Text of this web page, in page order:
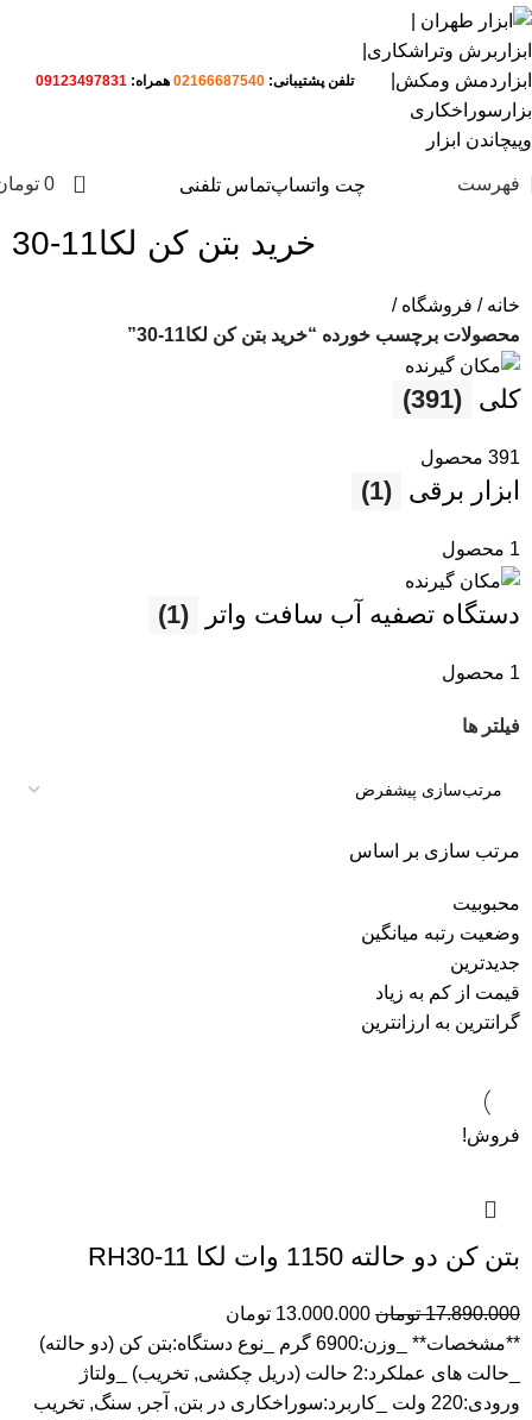
تلفن پشتیبانی: 02166687540 همراه: 09123497831
فهرست چت واتساپتماس تلفنی 0
0
خرید بتن کن لکا11-30
خانه
فروشگاه
محصولات برچسب خورده “خرید بتن کن لکا11-30”
کلی (391)
391 محصول
ابزار برقی (1)
1 محصول
دستگاه تصفیه آب سافت واتر (1)
1 محصول
فیلتر ها
مرتب سازی بر اساس
محبوبیت
وضعیت رتبه میانگین
جدیدترین
قیمت از کم به زیاد
گرانترین به ارزانترین
فروش!
بتن کن دو حالته 1150 وات لکا RH30-11
17.890.000 تومان 13.000.000 تومان
**مشخصات** _وزن:6900 گرم _نوع دستگاه:بتن کن (دو حالته)
_حالت های عملکرد:2 حالت (دریل چکشی, تخریب) _ولتاژ
ورودی:220 ولت _کاربرد:سوراخکاری در بتن, آجر, سنگ, تخریب